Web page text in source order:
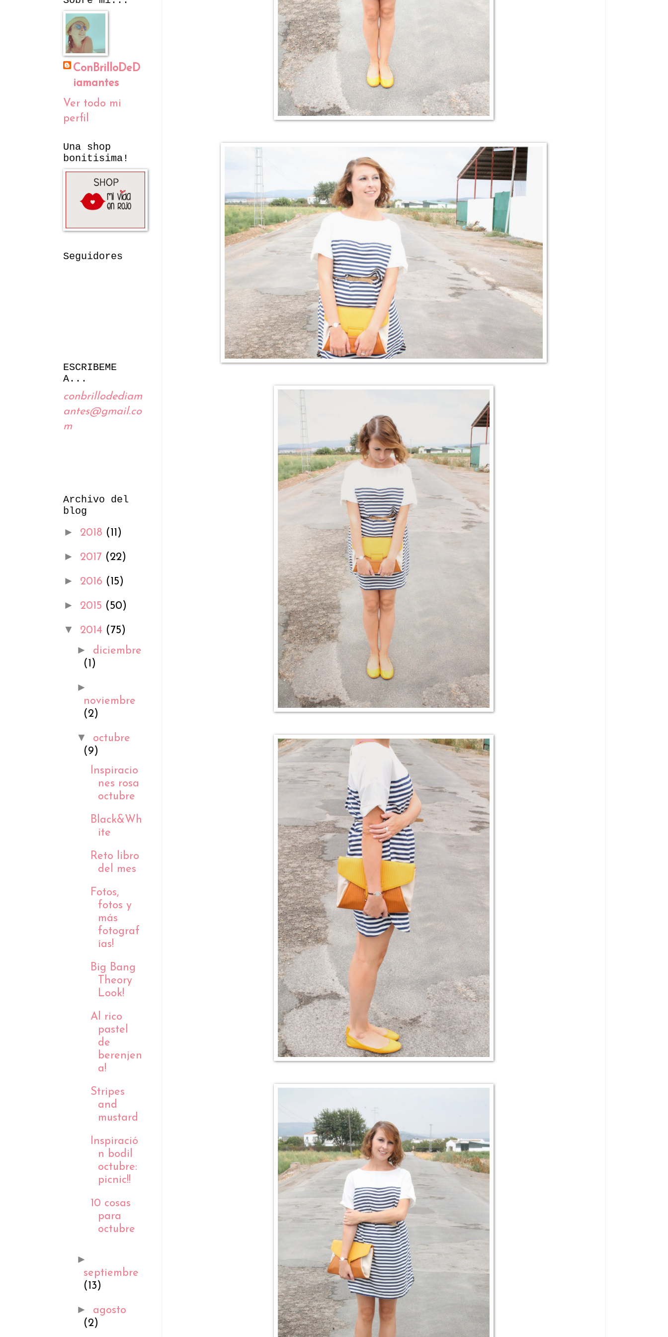
ConBrilloDeD
iamantes
Ver todo mi
perfil
Una shop
bonitisima!
Seguidores
ESCRIBEME
A...
conbrillodediam
antes@gmail.co
m
Archivo del
blog
► 2018 (11)
► 2017 (22)
► 2016 (15)
► 2015 (50)
▼ 2014 (75)
► diciembre
(1)
►
noviembre
(2)
▼ octubre
(9)
Inspiracio
nes rosa
octubre
Black&Wh
ite
Reto libro
del mes
Fotos,
fotos y
más
fotograf
ías!
Big Bang
Theory
Look!
Al rico
pastel
de
berenjen
a!
Stripes
and
mustard
Inspiració
n bodil
octubre:
picnic!!
10 cosas
para
octubre
►
septiembre
(13)
► agosto
(2)